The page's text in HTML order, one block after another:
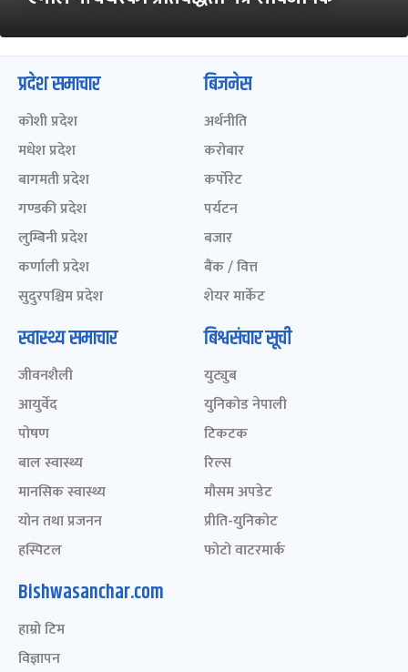
प्रदेश समाचार
कोशी प्रदेश
मधेश प्रदेश
बागमती प्रदेश
गण्डकी प्रदेश
लुम्बिनी प्रदेश
कर्णाली प्रदेश
सुदुरपश्चिम प्रदेश
बिजनेस
अर्थनीति
करोबार
कर्पोरेट
पर्यटन
बजार
बैंक / वित्त
शेयर मार्केट
स्वास्थ्य समाचार
जीवनशैली
आयुर्वेद
पोषण
बाल स्वास्थ्य
मानसिक स्वास्थ्य
योन तथा प्रजनन
हस्पिटल
बिश्वसंचार सूची
युट्युब
युनिकोड नेपाली
टिकटक
रिल्स
मौसम अपडेट
प्रीति-युनिकोट
फोटो वाटरमार्क
Bishwasanchar.com
हाम्रो टिम
विज्ञापन